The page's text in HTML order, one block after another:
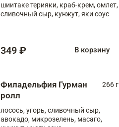
шиитаке терияки, краб-крем, омлет,
сливочный сыр, кунжут, яки соус
349 ₽ В корзину
Филадельфия Гурман
ролл
266 г
лосось, угорь, сливочный сыр,
авокадо, микрозелень, масаго,